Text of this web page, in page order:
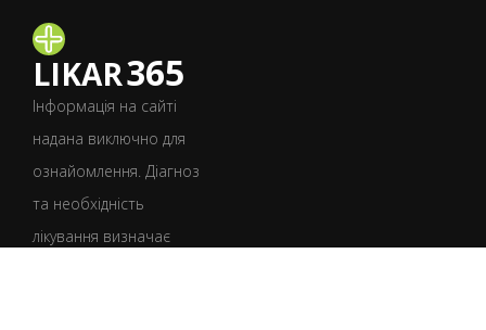
LIKAR365
Інформація на сайті
надана виключно для
ознайомлення. Діагноз
та необхідність
лікування визначає